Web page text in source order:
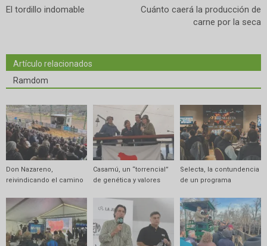
El tordillo indomable
Cuánto caerá la producción de
carne por la seca
Artículo relacionados
Ramdom
Don Nazareno,
reivindicando el camino
Casamú, un “torrencial”
de genética y valores
Selecta, la contundencia
de un programa